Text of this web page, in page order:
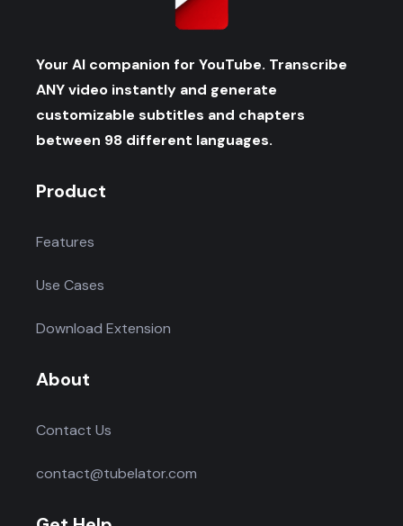
Your AI companion for YouTube. Transcribe
ANY video instantly and generate
customizable subtitles and chapters
between 98 different languages.
Product
Features
Use Cases
Download Extension
About
Contact Us
contact@tubelator.com